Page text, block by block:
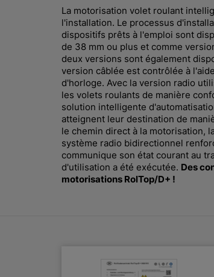
La motorisation volet roulant
l'installation. Le processus
dispositifs prêts à l'emploi sont
de 38 mm ou plus et comme
deux versions sont également
version câblée est contrôlée à
d'horloge. Avec la version radio
les volets roulants de manière
solution intelligente
atteignent leur destination de
le chemin direct à la motorisation,
système radio bidirectionnel
communique son état courant au
d'utilisation a été exécutée. Des
motorisations RolTop/D+ !